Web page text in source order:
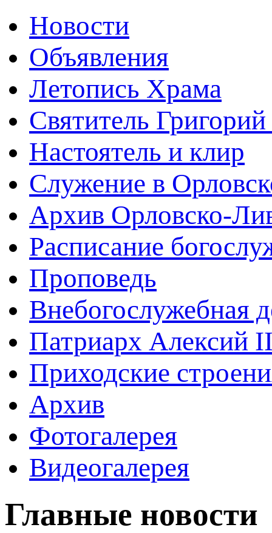
Новости
Объявления
Летопись Храма
Святитель
Настоятель и клир
Служение в
Архив Орловско-
Расписание
Проповедь
Внебогослужебная
Патриарх Алексий
Приходские
Архив
Фотогалерея
Видеогалерея
Главные новости